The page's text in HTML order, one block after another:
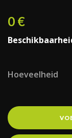
0 €
Hoeveelheid